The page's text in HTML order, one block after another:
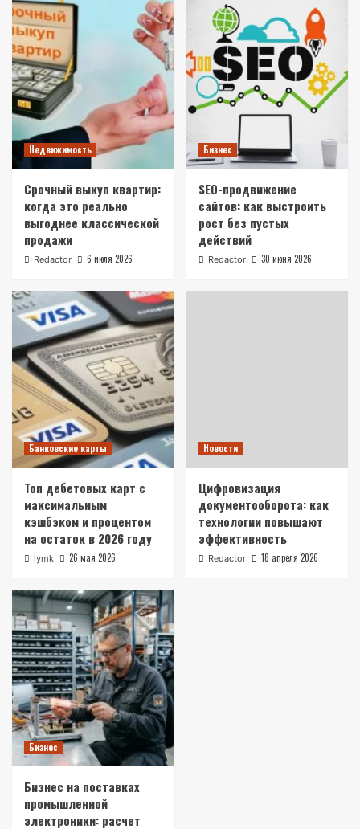
Недвижимость
Срочный выкуп квартир:
когда это реально
выгоднее классической
продажи
Redactor 6 июля 2026
Бизнес
SEO-продвижение
сайтов: как выстроить
рост без пустых
действий
Redactor 30 июня 2026
Банковские карты
Топ дебетовых карт с
максимальным
кэшбэком и процентом
на остаток в 2026 году
lymk 26 мая 2026
Новости
Цифровизация
документооборота: как
технологии повышают
эффективность
Redactor 18 апреля 2026
Бизнес
Бизнес на поставках
промышленной
электроники: расчет